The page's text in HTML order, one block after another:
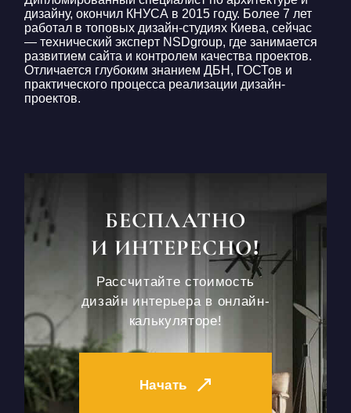
дизайну, окончил КНУСА в 2015 году. Более 7 лет
работал в топовых дизайн-студиях Киева, сейчас
— технический эксперт NSDgroup, где занимается
развитием сайта и контролем качества проектов.
Отличается глубоким знанием ДБН, ГОСТов и
практического процесса реализации дизайн-
проектов.
БЕСПЛАТНО
И ИНТЕРЕСНО!
Рассчитайте стоимость
дизайн интерьера в онлайн-
калькуляторе!
Начать